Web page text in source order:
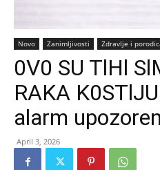
Novo Zanimljivosti Zdravlje i
0V0 SU TlHl
RAKA
alarm
April 3, 2026